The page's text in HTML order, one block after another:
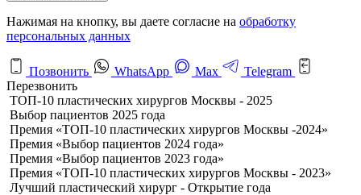
Нажимая на кнопку, вы даете согласие на обработку
персональных данных
Позвонить WhatsApp Max
Telegram
Перезвонить
ТОП-10 пластических хирургов Москвы - 2025
Выбор пациентов 2025 года
Премия «ТОП-10 пластических хирургов Москвы -2024»
Премия «Выбор пациентов 2024 года»
Премия «Выбор пациентов 2023 года»
Премия «ТОП-10 пластических хирургов Москвы - 2023»
Лучший пластический хирург - Открытие года